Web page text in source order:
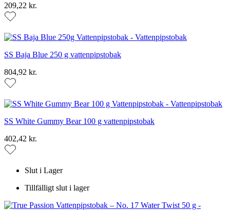
209,22 kr.
SS Baja Blue 250 g vattenpipstobak
804,92 kr.
SS White Gummy Bear 100 g vattenpipstobak
402,42 kr.
Slut i Lager
Tillfälligt slut i lager